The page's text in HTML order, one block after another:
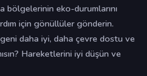
bölgelerinin eko-durumlarını
için gönüllüler gönderin.
daha iyi, daha çevre dostu ve
Hareketlerini iyi düşün ve